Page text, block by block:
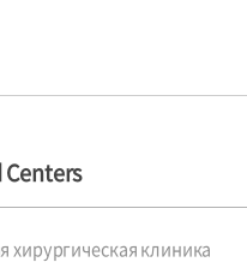
хирургическая клиника